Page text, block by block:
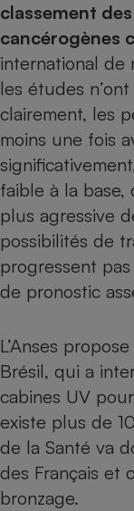
classement
cancérogènes
international de
les études
clairement, les
moins une fois
faible à la base,
plus agressive
possibilités de
progressent
de pronostic
L’Anses
Brésil, qui a
cabines UV
existe plus de
de la Santé va
des Français et
bronzage.